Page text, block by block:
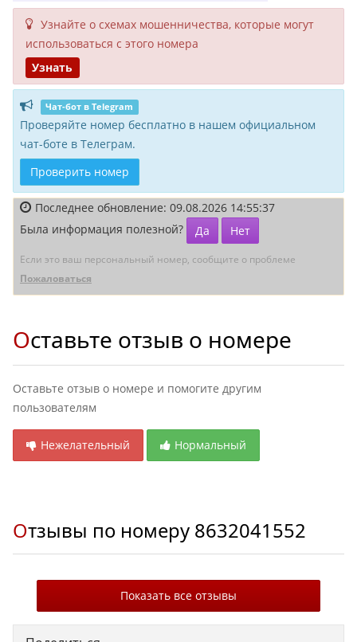
Узнайте о схемах мошенни­чества, кото­рые могут
исполь­зоваться с этого номера
Узнать
Чат-бот в Telegram
Проверяйте номер бесплатно в нашем официальном
чат-боте в Телеграм.
Проверить номер
Последнее обновление: 09.08.2026 14:55:37
Была информация полезной?
Да Нет
Если это ваш персональный номер, сообщите о проблеме
Пожаловаться
Оставьте отзыв о номере
Оставьте отзыв о номере и помогите другим
пользователям
Нежелательный Нормальный
Отзывы по номеру 8632041552
Показать все отзывы